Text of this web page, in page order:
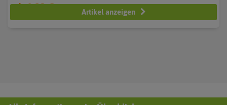
ab 0,23 € Artikel anzeigen